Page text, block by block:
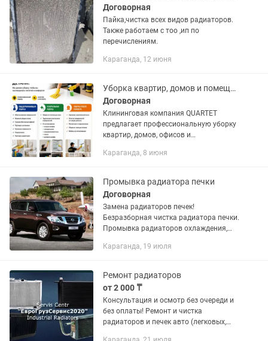
Договорная
Пайка,чистка всех видов радиаторов.
Также работаем с тоо ,ип по
перечислениям.
Караганда, 12 июня
Уборка квартир, домов и помещений От 500 /м Караганда
Договорная
Клининговая компания QUARTET
предлагает профессиональную уборку
квартир, домов, офисов и
Выполняем: • Влажную уборку — от 500
Караганда, 8 июня
Промывка радиатора печки
Договорная
Замена радиаторов печек!
Безразборная чистка радиатора печки.
Промывка радиаторов охлаждения,
охлаждения. Аппаратная замена
Автосервис...
Караганда, 19 июля
Ремонт радиаторов
от 2 000 ₸
Консультация и осмотр без очереди и
без оплаты! Ремонт и чистка
радиаторов и печек авто (легковых,